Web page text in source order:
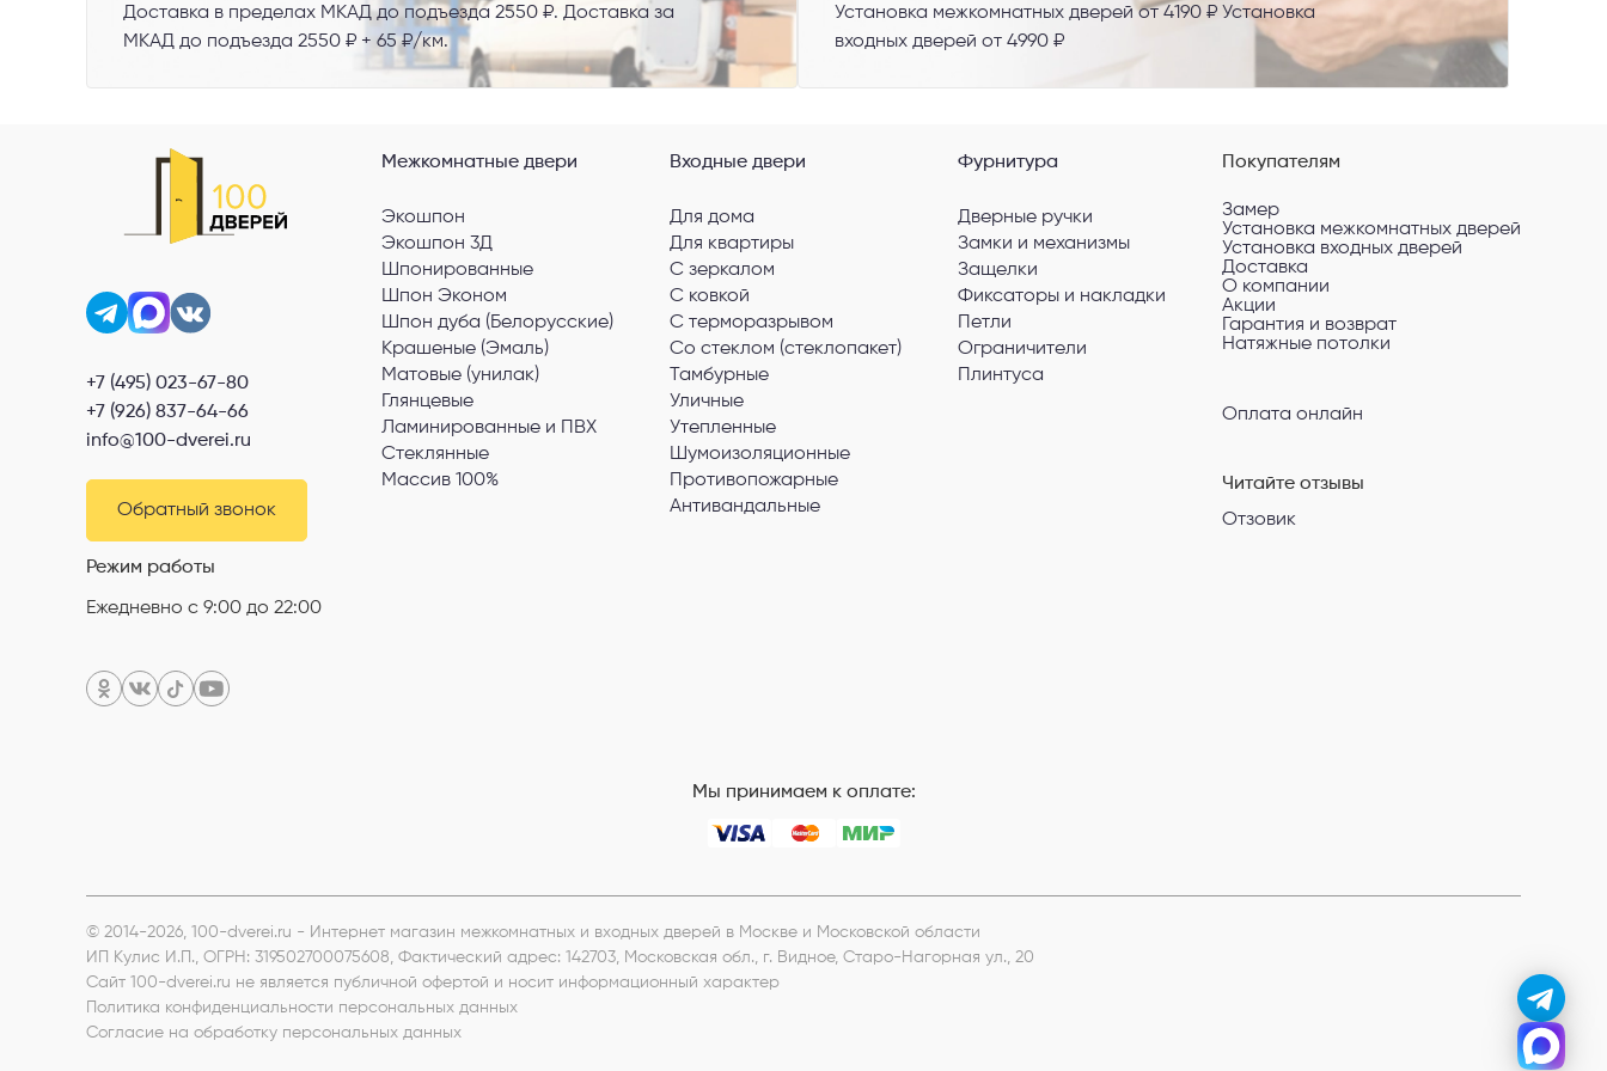
Доставка в пределах МКАД до подъезда 2550 ₽. Доставка за
МКАД до подъезда 2550 ₽ + 65 ₽/км.
Установка межкомнатных дверей от 4190 ₽ Установка
входных дверей от 4990 ₽
+7 (495) 023-67-80
+7 (926) 837-64-66
info@100-dverei.ru
Обратный звонок
Режим работы
Ежедневно с 9:00 до 22:00
Межкомнатные двери
Экошпон
Экошпон 3Д
Шпонированные
Шпон Эконом
Шпон дуба (Белорусские)
Крашеные (Эмаль)
Матовые (унилак)
Глянцевые
Ламинированные и ПВХ
Стеклянные
Массив 100%
Входные двери
Для дома
Для квартиры
С зеркалом
С ковкой
С терморазрывом
Со стеклом (стеклопакет)
Тамбурные
Уличные
Утепленные
Шумоизоляционные
Противопожарные
Антивандальные
Фурнитура
Дверные ручки
Замки и механизмы
Защелки
Фиксаторы и накладки
Петли
Ограничители
Плинтуса
Покупателям
Замер
Установка межкомнатных дверей
Установка входных дверей
Доставка
О компании
Акции
Гарантия и возврат
Натяжные потолки
Оплата онлайн
Читайте отзывы
Отзовик
Мы принимаем к оплате:
© 2014-2026, 100-dverei.ru - Интернет магазин межкомнатных и входных дверей в Москве и Московской области
ИП Кулис И.П. , ОГРН: 319502700075608, Фактический адрес: 142703, Московская обл., г. Видное, Старо-Нагорная ул., 20
Сайт 100-dverei.ru не является публичной офертой и носит информационный характер
Политика конфиденциальности персональных данных
Согласие на обработку персональных данных